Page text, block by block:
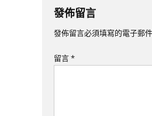
導
覽
發佈留言
發佈留言必須填寫的電子郵
留言*